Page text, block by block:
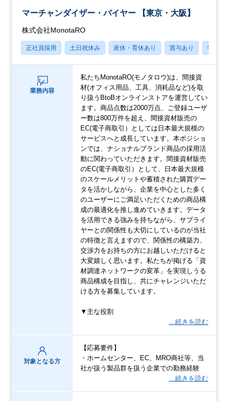
マーチャンダイザー・バイヤー 【東京・大阪】
株式会社MonotaRO
正社員採用 土日祝休み 産休・育休あり 賞与あり 学歴不
業務内容
私たちMonotaRO(モノタロウ)は、間接資
材(オフィス用品、工具、消耗品など)を取
り扱うBtoBオンラインストアを運営してい
ます。商品点数は2000万点、ご登録ユーザ
ー数は800万件を超え、間接資材販売の
EC(電子商取引）としては日本最大規模の
サービスへと成長しています。本ポジショ
ンでは、ナショナルブランド商品の採用活
動に関わっていただきます。間接資材販売
のEC(電子商取引）として、日本最大規模
のスケールメリットや蓄積された購買デー
タを活かしながら、企業を中心とした多く
のユーザーにご満足いただくための商品構
成の最適化を推し進めていきます。データ
を活用できる強みを持ちながら、サプライ
ヤーとの関係性も大切にしているのが当社
の特徴と言えますので、関係性の構築力、
交渉力をお持ちの方にお越しいただけると
大変嬉しく思います。私たちが掲げる「資
材調達ネットワークの変革」を実現しうる
商品構成を目指し、共にチャレンジいただ
ける方を募集しています。
▼主な役割
…続きを読む
対象となる方
【応募要件】
・ホームセンター、EC、MRO商社等、当
社が扱う製品群を扱う企業での勤務経験
…続きを読む